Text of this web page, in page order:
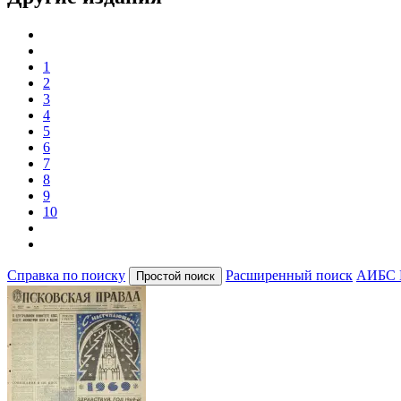
1
2
3
4
5
6
7
8
9
10
Справка по поиску Расширенный поиск АИБС